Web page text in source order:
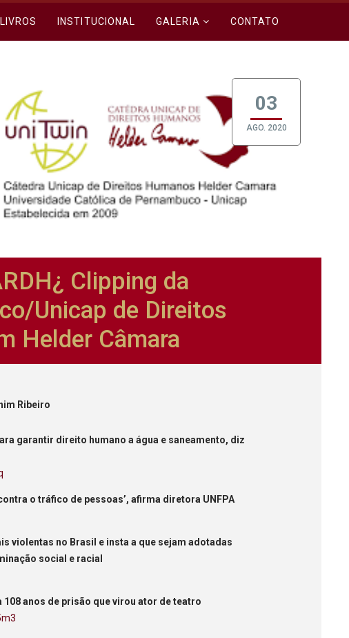
LIVROS INSTITUCIONAL GALERIA CONTATO
03
AGO. 2020
Clipping da
Unicap de Direitos
Helder Câmara
Ribeiro
garantir direito humano a água e saneamento, diz
o tráfico de pessoas’, afirma diretora UNFPA
violentas no Brasil e insta a que sejam adotadas
social e racial
108 anos de prisão que virou ator de teatro